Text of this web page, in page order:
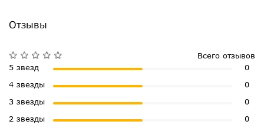
Отзывы
Всего отзывов
5 звезд
0
4 звезды
0
3 звезды
0
2 звезды
0